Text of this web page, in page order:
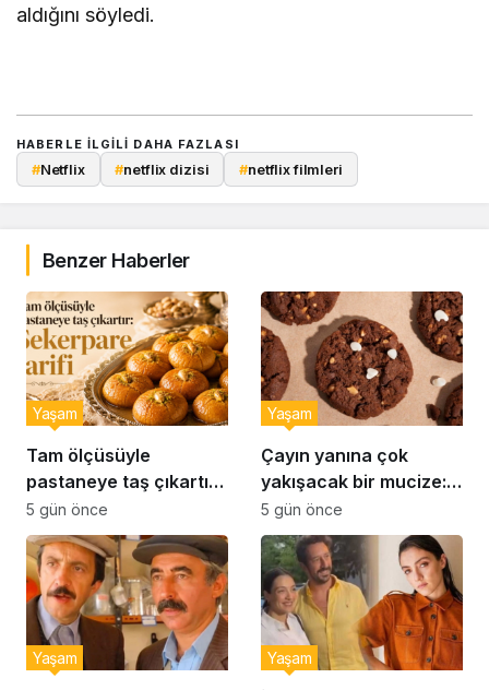
aldığını söyledi.
HABERLE ILGILI DAHA FAZLASI
#Netflix #netflix dizisi #netflix filmleri
Benzer Haberler
Tam ölçüsüyle
pastaneye taş çıkartır:
Şekerpare tarifi
Yaşam
5 gün önce
Çayın yanına çok
yakışacak bir mucize:
Brownie tadında ıslak
kurabiye tarifi…
Yaşam
5 gün önce
Yaşam Yaşam